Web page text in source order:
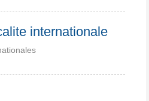
internationale